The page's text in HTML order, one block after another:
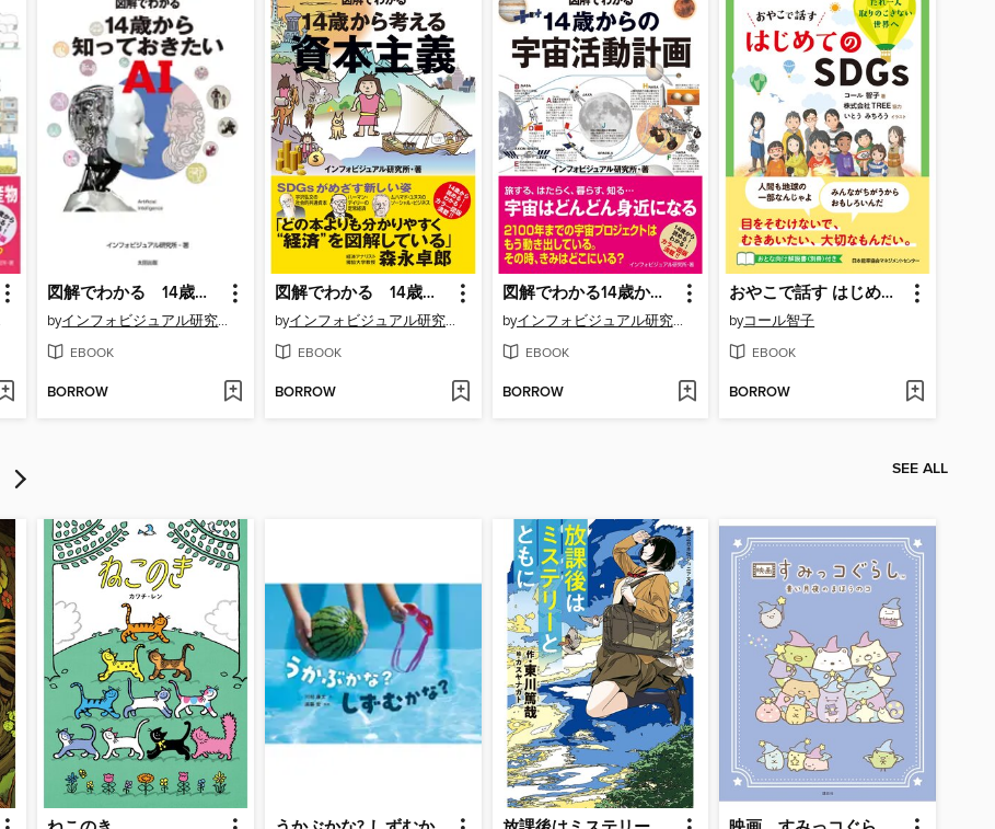
図解でわかる 14歳から知っておきたいAI
by インフォビジュアル研究所
EBOOK
BORROW
図解でわかる 14歳から考える資本主義
by インフォビジュアル研究所
EBOOK
BORROW
図解でわかる14歳からの宇宙活動計画
by インフォビジュアル研究所
EBOOK
BORROW
おやこで話す はじめてのＳＤＧｓ
byコール智子
EBOOK
BORROW
SEE ALL